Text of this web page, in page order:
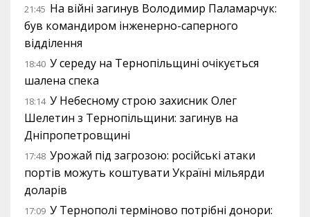
21:45 На війні загинув Володимир Паламарчук:
був командиром інженерно-саперного
відділення
18:40 У середу на Тернопільщині очікується
шалена спека
18:14 У Небесному строю захисник Олег
Шелетин з Тернопільщини: загинув на
Дніпропетровщині
17:48 Урожай під загрозою: російські атаки
портів можуть коштувати Україні мільярди
доларів
17:09 У Тернополі терміново потрібні донори: